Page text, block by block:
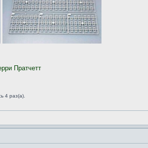
Пратчетт
4 раз(а).